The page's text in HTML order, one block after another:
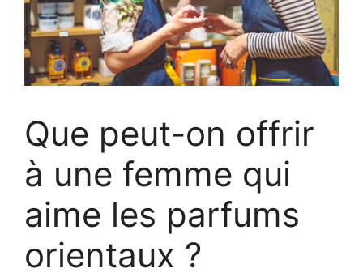
Que peut-on offrir
à une femme qui
aime les parfums
orientaux ?